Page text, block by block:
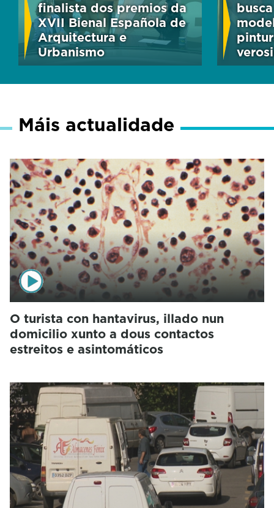
finalista dos premios da
XVII Bienal Española de
Arquitectura e
Urbanismo
Máis actualidade
O turista con hantavirus, illado nun
domicilio xunto a dous contactos
estreitos e asintomáticos